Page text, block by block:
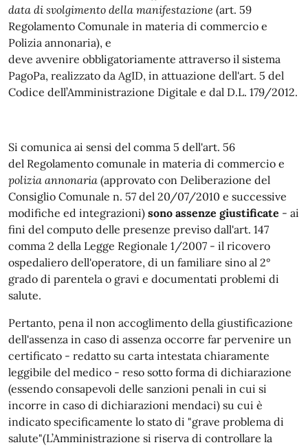
data di svolgimento della manifestazione (art. 59
Regolamento Comunale in materia di commercio e
Polizia annonaria), e
deve avvenire obbligatoriamente attraverso il sistema
PagoPa, realizzato da AgID, in attuazione dell'art. 5 del
Codice dell’Amministrazione Digitale e dal D.L. 179/2012.
Si comunica ai sensi del comma 5 dell'art. 56
del Regolamento comunale in materia di commercio e
polizia annonaria (approvato con Deliberazione del
Consiglio Comunale n. 57 del 20/07/2010 e successive
modifiche ed integrazioni) sono assenze giustificate - ai
fini del computo delle presenze previso dall'art. 147
comma 2 della Legge Regionale 1/2007 - il ricovero
ospedaliero dell'operatore, di un familiare sino al 2°
grado di parentela o gravi e documentati problemi di
salute.
Pertanto, pena il non accoglimento della giustificazione
dell'assenza in caso di assenza occorre far pervenire un
certificato - redatto su carta intestata chiaramente
leggibile del medico - reso sotto forma di dichiarazione
(essendo consapevoli delle sanzioni penali in cui si
incorre in caso di dichiarazioni mendaci) su cui è
indicato specificamente lo stato di "grave problema di
salute"(L’Amministrazione si riserva di controllare la